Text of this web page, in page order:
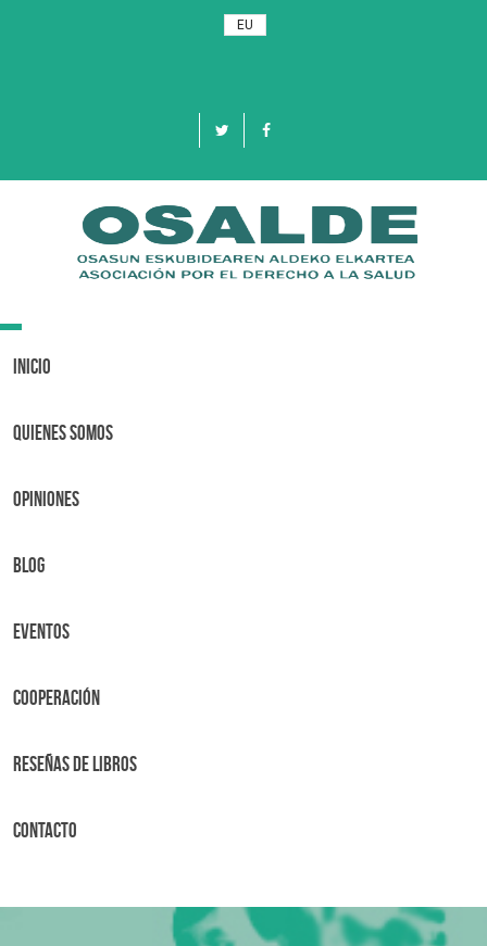
EU
Toggle
Inicio
Quienes Somos
OPINIONES
BLOG
Eventos
Cooperación
Reseñas de libros
Contacto